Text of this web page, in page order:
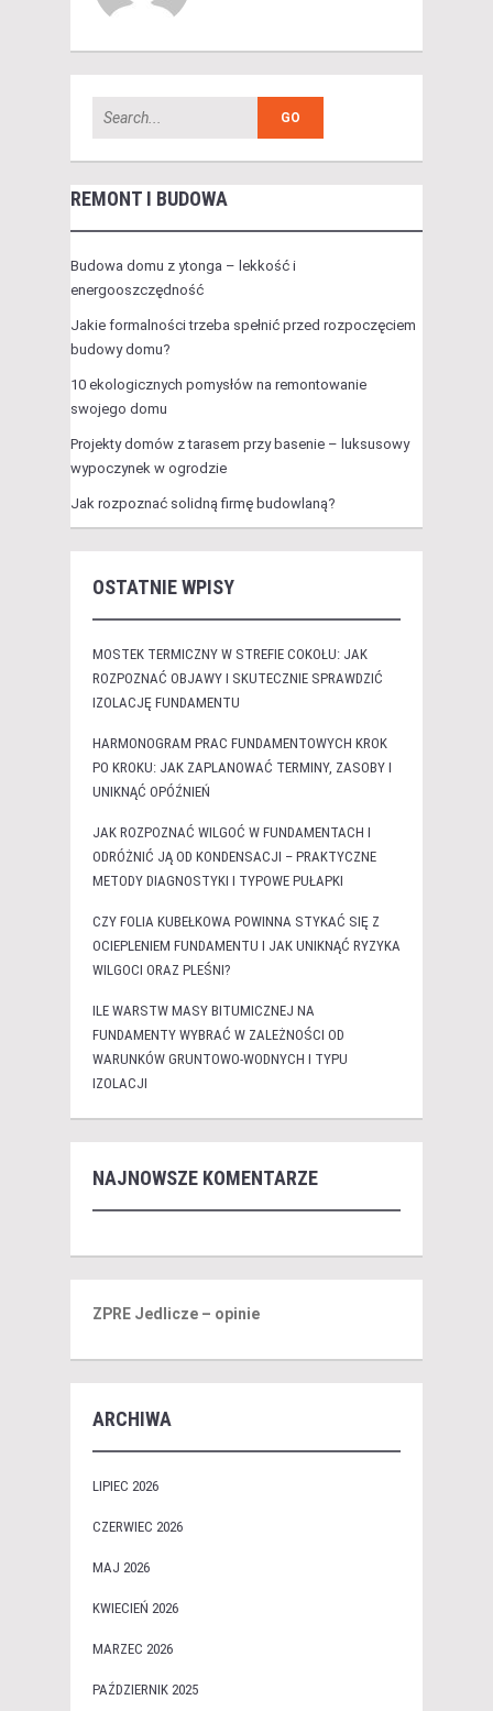
REMONT I BUDOWA
Budowa domu z ytonga – lekkość i
energooszczędność
Jakie formalności trzeba spełnić przed rozpoczęciem
budowy domu?
10 ekologicznych pomysłów na remontowanie
swojego domu
Projekty domów z tarasem przy basenie – luksusowy
wypoczynek w ogrodzie
Jak rozpoznać solidną firmę budowlaną?
OSTATNIE WPISY
MOSTEK TERMICZNY W STREFIE COKOŁU: JAK
ROZPOZNAĆ OBJAWY I SKUTECZNIE SPRAWDZIĆ
IZOLACJĘ FUNDAMENTU
HARMONOGRAM PRAC FUNDAMENTOWYCH KROK
PO KROKU: JAK ZAPLANOWAĆ TERMINY, ZASOBY I
UNIKNĄĆ OPÓŹNIEŃ
JAK ROZPOZNAĆ WILGOĆ W FUNDAMENTACH I
ODRÓŻNIĆ JĄ OD KONDENSACJI – PRAKTYCZNE
METODY DIAGNOSTYKI I TYPOWE PUŁAPKI
CZY FOLIA KUBEŁKOWA POWINNA STYKAĆ SIĘ Z
OCIEPLENIEM FUNDAMENTU I JAK UNIKNĄĆ RYZYKA
WILGOCI ORAZ PLEŚNI?
ILE WARSTW MASY BITUMICZNEJ NA
FUNDAMENTY WYBRAĆ W ZALEŻNOŚCI OD
WARUNKÓW GRUNTOWO-WODNYCH I TYPU
IZOLACJI
NAJNOWSZE KOMENTARZE
ZPRE Jedlicze – opinie
ARCHIWA
LIPIEC 2026
CZERWIEC 2026
MAJ 2026
KWIECIEŃ 2026
MARZEC 2026
PAŹDZIERNIK 2025